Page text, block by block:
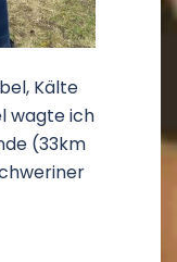
Kälte
wagte ich
(33km